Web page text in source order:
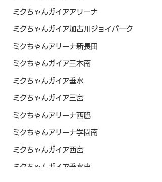
ミクちゃんガイアアリーナ
ミクちゃんガイア加古川ジョイパーク
ミクちゃんアリーナ新長田
ミクちゃんガイア三木南
ミクちゃんガイア垂水
ミクちゃんガイア三宮
ミクちゃんアリーナ西脇
ミクちゃんアリーナ学園南
ミクちゃんガイア西宮
ミクちゃんガイア垂水東